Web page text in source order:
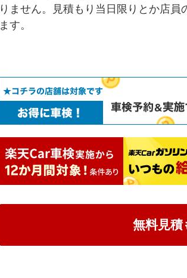
りません。見積もり当日限りとか店
ます。
無料見積